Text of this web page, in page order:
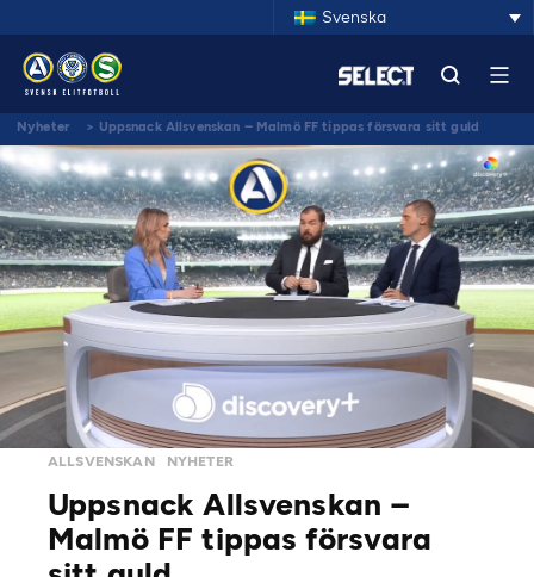
Svenska
Nyheter > Uppsnack Allsvenskan – Malmö FF tippas försvara sitt guld
ALLSVENSKAN NYHETER
Uppsnack Allsvenskan –
Malmö FF tippas försvara